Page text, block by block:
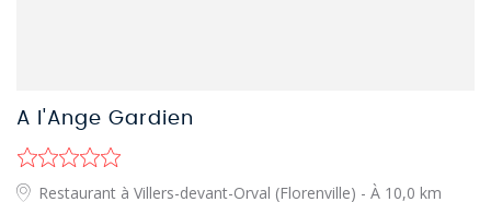
A l'Ange Gardien
Restaurant à Villers-devant-Orval (Florenville) - À 10,0 km